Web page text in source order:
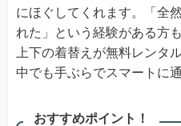
にほぐしてくれます。「全
れた」という経験がある方
上下の着替えが無料レンタ
中でも手ぶらでスマートに
おすすめポイント！